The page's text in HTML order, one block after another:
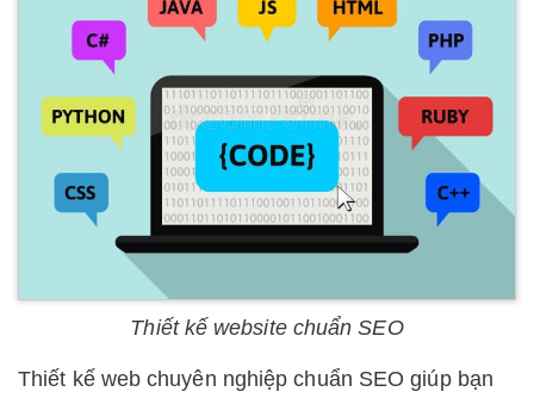
Thiết kế website chuẩn SEO
Thiết kế web chuyên nghiệp chuẩn SEO giúp bạn